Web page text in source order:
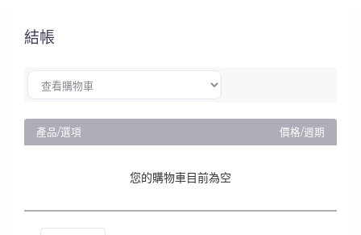
結帳
產品/選項 價格/週期
您的購物車目前為空